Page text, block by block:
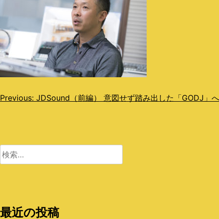
投
ビ
シ
Previous: JDSound（前編） 意図せず踏み出した「GODJ」
検
最近の投稿